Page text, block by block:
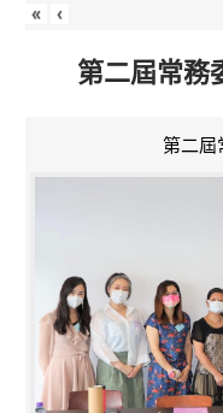
« ‹
第二屆常
第二屆